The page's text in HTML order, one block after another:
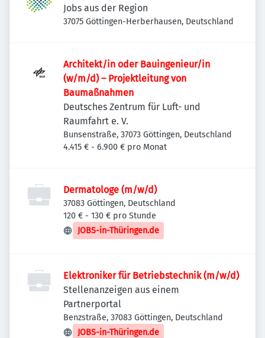
Jobs aus der Region
37075 Göttingen-Herberhausen, Deutschland
Architekt/in oder Bauingenieur/in
(w/m/d) – Projekt­leitung von
Baumaßnahmen
Deutsches Zentrum für Luft- und
Raumfahrt e. V.
Bunsenstraße, 37073 Göttingen, Deutschland
4.415 € - 6.900 € pro Monat
Dermatologe (m/w/d)
37083 Göttingen, Deutschland
120 € - 130 € pro Stunde
JOBS-in-Thüringen.de
Elektroniker für Betriebstechnik (m/w/d)
Stellenanzeigen aus einem
Partnerportal
Benzstraße, 37083 Göttingen, Deutschland
JOBS-in-Thüringen.de